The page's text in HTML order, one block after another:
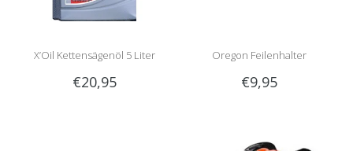
X’Oil Kettensägenöl 5 Liter
€20,95
Oregon Feilenhalter
€9,95